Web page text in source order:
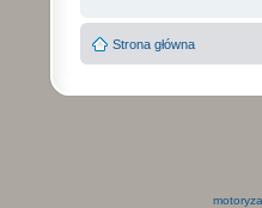
Strona główna